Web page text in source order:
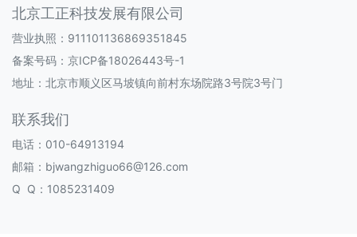
北京工正科技发展有限公司
营业执照：911101136869351845
备案号码： 京ICP备18026443号-1
地址：北京市顺义区马坡镇向前村东场院路3号院3号门
联系我们
电话：010-64913194
邮箱：bjwangzhiguo66@126.com
Q Q：1085231409